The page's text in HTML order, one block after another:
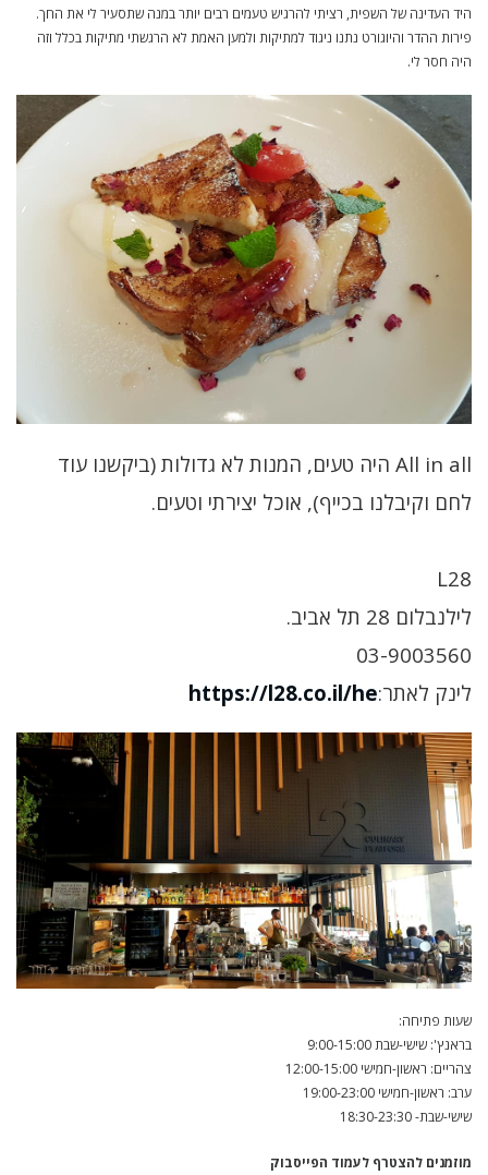
היד העדינה של השפית, רציתי להרגיש טעמים רבים יותר במנה שתסעיר לי את החך.
פירות ההדר והיוגורט נתנו ניגוד למתיקות ולמען האמת לא הרגשתי מתיקות בכלל וזה
היה חסר לי.
לחם וקיבלנו בכייף), אוכל יצירתי וטעים.
L28
לילנבלום 28 תל אביב.
03-9003560
לינק לאתר:https://l28.co.il/he
שעות פתיחה:
בראנץ': שישי-שבת 9:00-15:00
צהריים: ראשון-חמישי 12:00-15:00
ערב: ראשון-חמישי 19:00-23:00
שישי-שבת- 18:30-23:30
מוזמנים להצטרף לעמוד הפייסבוק